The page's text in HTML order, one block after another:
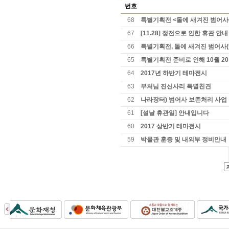
번호
68
특별기획전 <돌에 새겨진 범어
67
[11.28] 정전으로 인한 휴관 안내
66
특별기획전, 돌에 새겨진 범어사
65
특별기획전 준비로 인해 10월
64
2017년 하반기 테마전시
63
부처님 진신사리 특별친견
62
나라장터) 범어사 보존처리 사업
61
[설날 휴관일] 안내입니다
60
2017 상반기 테마전시
59
박물관 훈증 및 내외부 정비안내